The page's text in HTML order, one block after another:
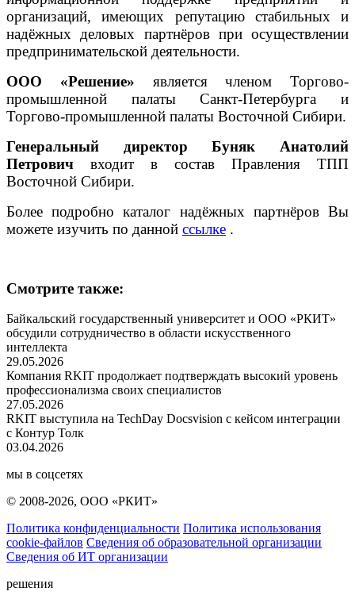
организаций, имеющих репутацию стабильных и
надёжных деловых партнёров при осуществлении
предпринимательской деятельности.
ООО «Решение» является членом Торгово-
промышленной палаты Санкт-Петербурга и
Торгово-промышленной палаты Восточной Сибири.
Генеральный директор Буняк Анатолий
Петрович входит в состав Правления ТПП
Восточной Сибири.
Более подробно каталог надёжных партнёров Вы
можете изучить по данной ссылке .
Смотрите также:
Байкальский государственный университет и ООО «РКИТ»
обсудили сотрудничество в области искусственного
интеллекта
29.05.2026
Компания RKIT продолжает подтверждать высокий уровень
профессионализма своих специалистов
27.05.2026
RKIT выступила на TechDay Docsvision с кейсом интеграции
с Контур Толк
03.04.2026
мы в соцсетях
© 2008-2026, ООО «РКИТ»
Политика конфиденциальности Политика использования
cookie-файлов Сведения об образовательной организации
Сведения об ИТ организации
решения